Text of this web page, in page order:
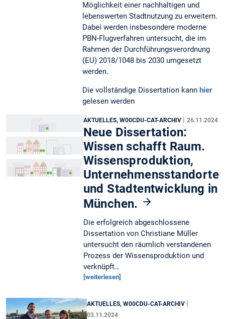
Möglichkeit einer nachhaltigen und
lebenswerten Stadtnutzung zu erweitern.
Dabei werden insbesondere moderne
PBN-Flugverfahren untersucht, die im
Rahmen der Durchführungsverordnung
(EU) 2018/1048 bis 2030 umgesetzt
werden.
Die vollständige Dissertation kann hier
gelesen werden
AKTUELLES, W00CDU-CAT-ARCHIV 26.11.2024
Neue Dissertation:
Wissen schafft Raum.
Wissensproduktion,
Unternehmensstandorte
und Stadtentwicklung in
München.
Die erfolgreich abgeschlossene
Dissertation von Christiane Müller
untersucht den räumlich verstandenen
Prozess der Wissensproduktion und
verknüpft…
[weiterlesen]
AKTUELLES, W00CDU-CAT-ARCHIV |
03.11.2024